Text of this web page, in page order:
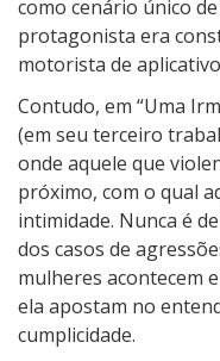
como cenário único
protagonista era
motorista de
Contudo, em “Uma
(em seu terceiro
onde aquele que
próximo, com o qual
intimidade. Nunca é
dos casos de
mulheres acontecem
ela apostam no
cumplicidade.